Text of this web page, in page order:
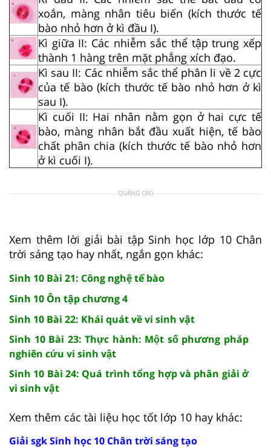
xoắn, màng nhân tiêu biến (kích thước tế
bào nhỏ hơn ở kì đầu I).
Kì giữa II: Các nhiễm sắc thể tập trung xếp
thành 1 hàng trên mặt phẳng xích đạo.
Kì sau II: Các nhiễm sắc thể phân li về 2 cực
của tế bào (kích thước tế bào nhỏ hơn ở kì
sau I).
Kì cuối II: Hai nhân nằm gọn ở hai cực tế
bào, màng nhân bắt đầu xuất hiện, tế bào
chất phân chia (kích thước tế bào nhỏ hơn
ở kì cuối I).
QUẢNG CÁO
Xem thêm lời giải bài tập Sinh học lớp 10 Chân
trời sáng tạo hay nhất, ngắn gọn khác:
Sinh 10 Bài 21: Công nghệ tế bào
Sinh 10 Ôn tập chương 4
Sinh 10 Bài 22: Khái quát về vi sinh vật
Sinh 10 Bài 23: Thực hành: Một số phương pháp
nghiên cứu vi sinh vật
Sinh 10 Bài 24: Quá trình tổng hợp và phân giải ở
vi sinh vật
Xem thêm các tài liệu học tốt lớp 10 hay khác:
Giải sgk Sinh học 10 Chân trời sáng tạo